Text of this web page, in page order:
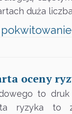
duża
pokwitowanie
oceny
to
ryzyka to